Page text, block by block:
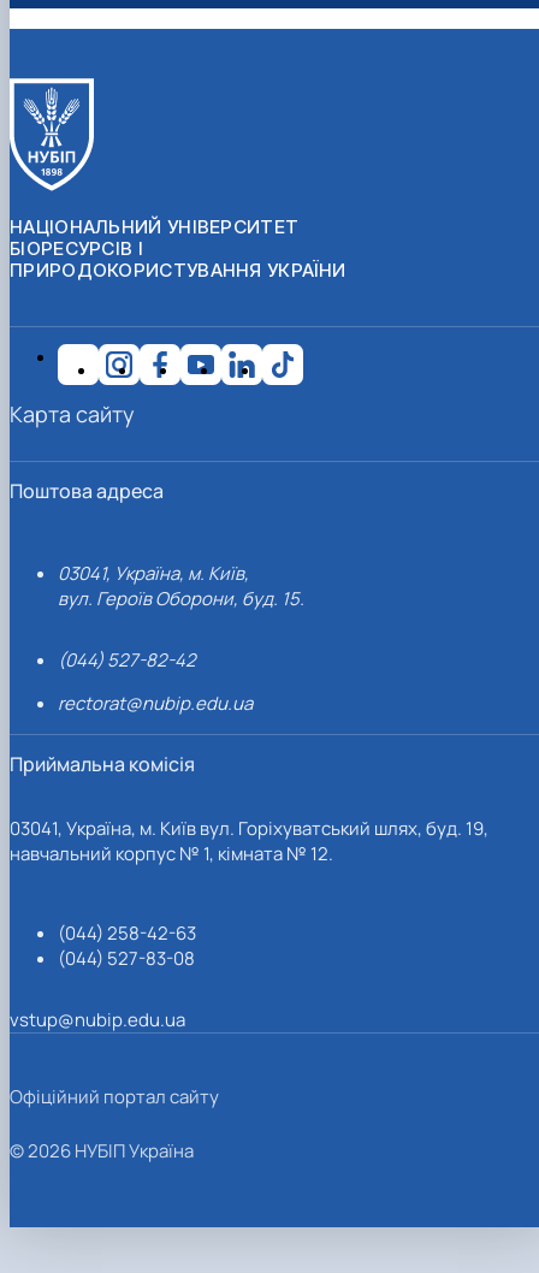
НАЦІОНАЛЬНИЙ УНІВЕРСИТЕТ
БІОРЕСУРСІВ І
ПРИРОДОКОРИСТУВАННЯ УКРАЇНИ
Поштова адреса
03041, Україна, м. Київ,
вул. Героїв Оборони, буд. 15.
(044) 527-82-42
rectorat@nubip.edu.ua
Приймальна комісія
03041, Україна, м. Київ вул. Горіхуватський шлях, буд. 19,
навчальний корпус № 1, кімната № 12.
(044) 258-42-63
(044) 527-83-08
vstup@nubip.edu.ua
Карта сайту
Офіційний портал сайту
© 2026 НУБІП Україна